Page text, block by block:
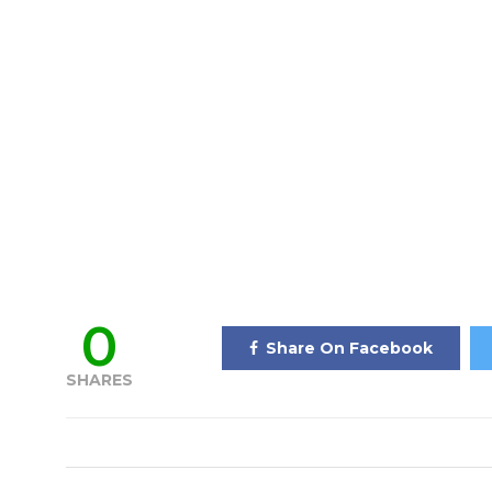
0
SHARES
Share On Facebook